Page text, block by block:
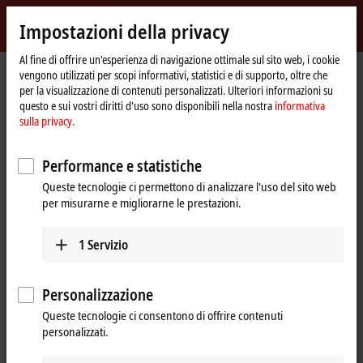
Beckhoff
-
New
Automation
Technology
Pagina
iniziale
Azienda
News
Beckhoff Live + Interactive compact, May 30, 2022
Cliccando su "Accetta", mostriamo il video e modifichiamo
l'impostazione della privacy, caricando contenuti esterni da Vimeo.
A tal proposito sei pregato di fare riferimento alla nostra
Impostazioni della privacy
Al fine di offrire un'esperienza di navigazione ottimale sul sito web, i cookie
vengono utilizzati per scopi informativi, statistici e di supporto, oltre che
per la visualizzazione di contenuti personalizzati. Ulteriori informazioni su
questo e sui vostri diritti d'uso sono disponibili nella nostra informativa
sulla privacy.
Performance e statistiche
Queste tecnologie ci permettono di analizzare l'uso del sito web
per misurarne e migliorarne le prestazioni.
1 Servizio
Personalizzazione
Queste tecnologie ci consentono di offrire contenuti
personalizzati.